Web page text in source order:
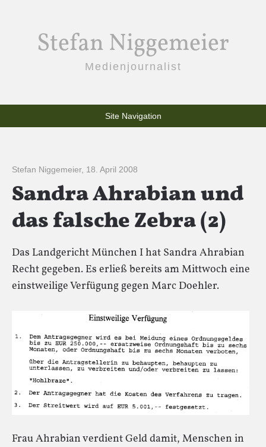
Stefan Niggemeier
Medienjournalist
Site Navigation
Stefan Niggemeier, 18. April 2008
Sandra Ahrabian und
das falsche Zebra (2)
Das Landgericht München I hat Sandra Ahrabian
Recht gegeben. Es erließ bereits am Mittwoch eine
einstweilige Verfügung gegen Marc Doehler.
Frau Ahrabian verdient Geld damit, Menschen in